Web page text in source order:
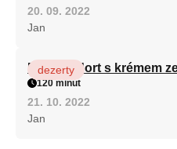
20. 09. 2022
Jan
Patrový dort s krémem
dezerty
120 minut
21. 10. 2022
Jan